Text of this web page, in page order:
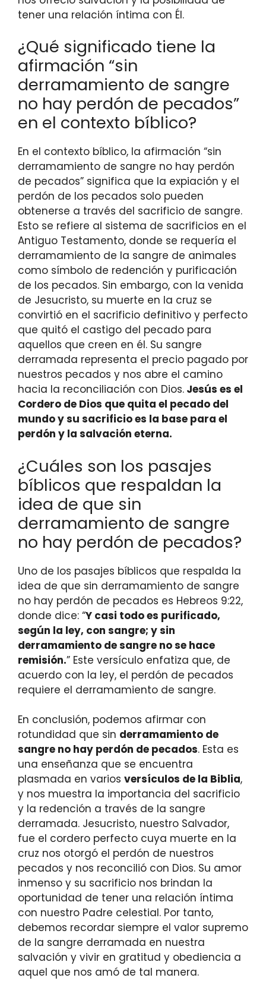
tener una relación íntima con Él.
¿Qué significado tiene la
afirmación “sin
derramamiento de sangre
no hay perdón de pecados”
en el contexto bíblico?
En el contexto bíblico, la afirmación “sin
derramamiento de sangre no hay perdón
de pecados” significa que la expiación y el
perdón de los pecados solo pueden
obtenerse a través del sacrificio de sangre.
Esto se refiere al sistema de sacrificios en el
Antiguo Testamento, donde se requería el
derramamiento de la sangre de animales
como símbolo de redención y purificación
de los pecados. Sin embargo, con la venida
de Jesucristo, su muerte en la cruz se
convirtió en el sacrificio definitivo y perfecto
que quitó el castigo del pecado para
aquellos que creen en él. Su sangre
derramada representa el precio pagado por
nuestros pecados y nos abre el camino
hacia la reconciliación con Dios. Jesús es el
Cordero de Dios que quita el pecado del
mundo y su sacrificio es la base para el
perdón y la salvación eterna.
¿Cuáles son los pasajes
bíblicos que respaldan la
idea de que sin
derramamiento de sangre
no hay perdón de pecados?
Uno de los pasajes bíblicos que respalda la
idea de que sin derramamiento de sangre
no hay perdón de pecados es Hebreos 9:22,
donde dice: “Y casi todo es purificado,
según la ley, con sangre; y sin
derramamiento de sangre no se hace
remisión.” Este versículo enfatiza que, de
acuerdo con la ley, el perdón de pecados
requiere el derramamiento de sangre.
En conclusión, podemos afirmar con
rotundidad que sin derramamiento de
sangre no hay perdón de pecados. Esta es
una enseñanza que se encuentra
plasmada en varios versículos de la Biblia,
y nos muestra la importancia del sacrificio
y la redención a través de la sangre
derramada. Jesucristo, nuestro Salvador,
fue el cordero perfecto cuya muerte en la
cruz nos otorgó el perdón de nuestros
pecados y nos reconcilió con Dios. Su amor
inmenso y su sacrificio nos brindan la
oportunidad de tener una relación íntima
con nuestro Padre celestial. Por tanto,
debemos recordar siempre el valor supremo
de la sangre derramada en nuestra
salvación y vivir en gratitud y obediencia a
aquel que nos amó de tal manera.